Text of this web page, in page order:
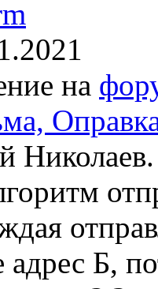
на
адрес Б,